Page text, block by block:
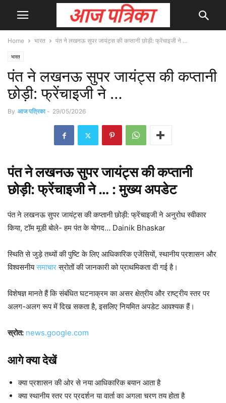
Home भारत पंत ने लखनऊ सुपर जायंट्स की कप्तानी छोड़ी: फ्रेंचाइजी ने …
भारत
पंत ने लखनऊ सुपर जायंट्स की कप्तानी
छोड़ी: फ्रेंचाइजी ने …
By आज पत्रिका - 29/05/2026
पंत नेलखनऊसुपर जायंट्स की कप्तानी
छोड़ी: फ्रेंचाइजी ने … : मुख्यअपडेट
पंत ने लखनऊ सुपर जायंट्स की कप्तानी छोड़ी: फ्रेंचाइजी ने अनुरोध स्वीकार
किया, टॉम मूडी बोले- हम पंत के योगद… Dainik Bhaskar
स्थिति से जुड़े तथ्यों की पुष्टि के लिए आधिकारिक एजेंसियों, स्थानीय प्रशासन और
विश्वसनीयसमाचारस्रोतों की जानकारी को प्राथमिकता दी गई है।
विशेषज्ञ मानते हैं कि संबंधित घटनाक्रम का असर क्षेत्रीय और राष्ट्रीय स्तर पर
अलग-अलग रूप में दिख सकता है, इसलिए नियमित अपडेट आवश्यक हैं।
स्रोत: news.google.com
आगे क्या देखें
क्या प्रशासन की ओर से नया आधिकारिक बयान आता है
क्या स्थानीय स्तर पर प्रदर्शन या वार्ता का अगला चरण तय होता है